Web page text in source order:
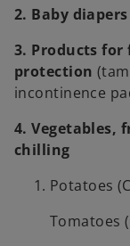
2. Baby
3. Products for
protection
incontinence
4. Vegetables,
chilling
Potatoes
Tomatoes